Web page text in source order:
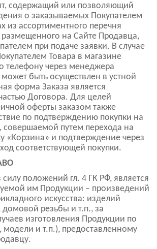
содержащий или позволяющий
о заказываемых Покупателем
из ассортиментного перечня
размещенного на Сайте Продавца,
при подаче заявки. В случае
Товара в магазине
телефону через менеджера
быть осуществлен в устной
форма Заказа является
Договора. Для целей
оферты заказом также
по подтверждению покупки на
совершаемой путем перехода на
«Корзина» и подтверждение через
соответствующей покупки.
положений гл. 4 ГК РФ, является
им Продукции – произведений
искусства: изделий
домовой резьбы и т.п., за
изготовления Продукции по
модели и т.п.), предоставленному